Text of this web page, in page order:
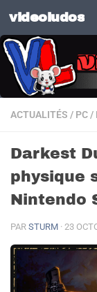
Skip to content
videoludos
ACTUALITÉS / PC/
Darkest
physique
Nintendo
PAR STURM · 23